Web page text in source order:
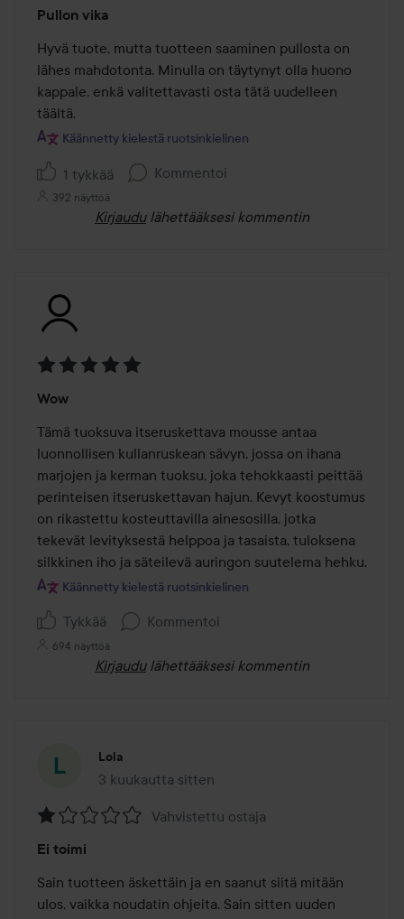
1
/
5
Pullon vika
Hyvä tuote, mutta tuotteen saaminen pullosta on
lähes mahdotonta. Minulla on täytynyt olla huono
kappale, enkä valitettavasti osta tätä uudelleen
täältä.
Käännetty kielestä ruotsinkielinen
1 tykkää Kommentoi
392 näyttöä
Kirjaudu lähettääksesi kommentin
5
/
5
Wow
Tämä tuoksuva itseruskettava mousse antaa
luonnollisen kullanruskean sävyn, jossa on ihana
marjojen ja kerman tuoksu, joka tehokkaasti peittää
perinteisen itseruskettavan hajun. Kevyt koostumus
on rikastettu kosteuttavilla ainesosilla, jotka
tekevät levityksestä helppoa ja tasaista, tuloksena
silkkinen iho ja säteilevä auringon suutelema hehku.
Käännetty kielestä ruotsinkielinen
Tykkää Kommentoi
694 näyttöä
Kirjaudu lähettääksesi kommentin
Lola
3 kuukautta sitten
Viesti luotiin 3 kuukautta sitten
1
/
5
Vahvistettu ostaja
Ei toimi
Sain tuotteen äskettäin ja en saanut siitä mitään
ulos, vaikka noudatin ohjeita. Sain sitten uuden